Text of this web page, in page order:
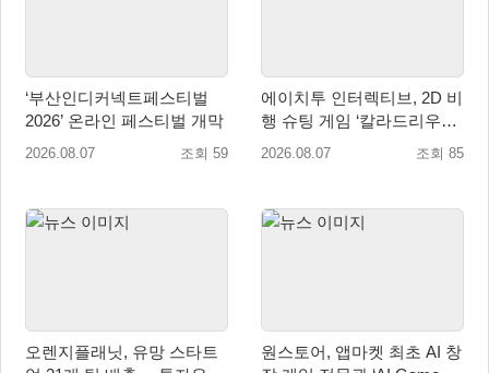
‘부산인디커넥트페스티벌
2026’ 온라인 페스티벌 개막
2026.08.07 조회 59
에이치투 인터렉티브, 2D 비
행 슈팅 게임 ‘칼라드리우스
2/다크 엘레멘트’ 올 겨울 전
2026.08.07 조회 85
오렌지플래닛, 유망 스타트
원스토어, 앱마켓 최초 AI 창